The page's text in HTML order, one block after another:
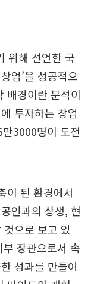
위해 선언한 국
업’을 성공적으
배경이란 분석이
투자하는 창업
3000명이 도전
이 된 환경에서
인과의 상생, 현
으로 보고 있
장관으로서 속
성과를 만들어